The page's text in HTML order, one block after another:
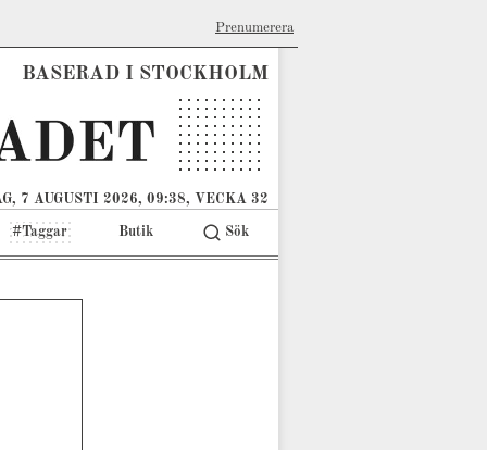
Prenumerera
BASERAD I STOCKHOLM
7 AUGUSTI 2026, 09:38, VECKA 32
#Taggar Butik Sök